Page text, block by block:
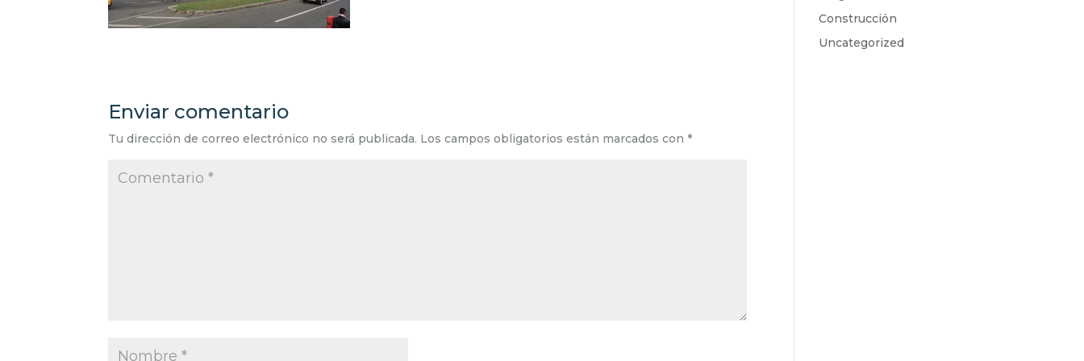
Enviar comentario
Tu dirección de correo electrónico no será publicada. Los campos obligatorios están marcados con *
Construcción
Uncategorized